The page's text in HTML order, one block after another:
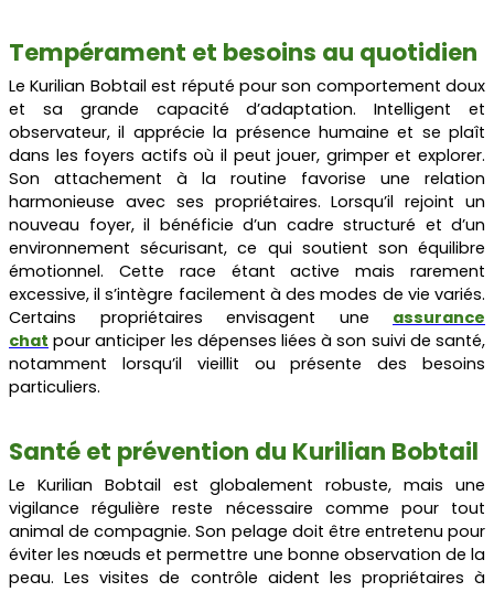
Tempérament et besoins au quotidien
Le Kurilian Bobtail est réputé pour son comportement doux
et sa grande capacité d’adaptation. Intelligent et
observateur, il apprécie la présence humaine et se plaît
dans les foyers actifs où il peut jouer, grimper et explorer.
Son attachement à la routine favorise une relation
harmonieuse avec ses propriétaires. Lorsqu’il rejoint un
nouveau foyer, il bénéficie d’un cadre structuré et d’un
environnement sécurisant, ce qui soutient son équilibre
émotionnel. Cette race étant active mais rarement
excessive, il s’intègre facilement à des modes de vie variés.
Certains propriétaires envisagent une
assurance
chat pour anticiper les dépenses liées à son suivi de santé,
notamment lorsqu’il vieillit ou présente des besoins
particuliers.
Santé et prévention du Kurilian Bobtail
Le Kurilian Bobtail est globalement robuste, mais une
vigilance régulière reste nécessaire comme pour tout
animal de compagnie. Son pelage doit être entretenu pour
éviter les nœuds et permettre une bonne observation de la
peau. Les visites de contrôle aident les propriétaires à